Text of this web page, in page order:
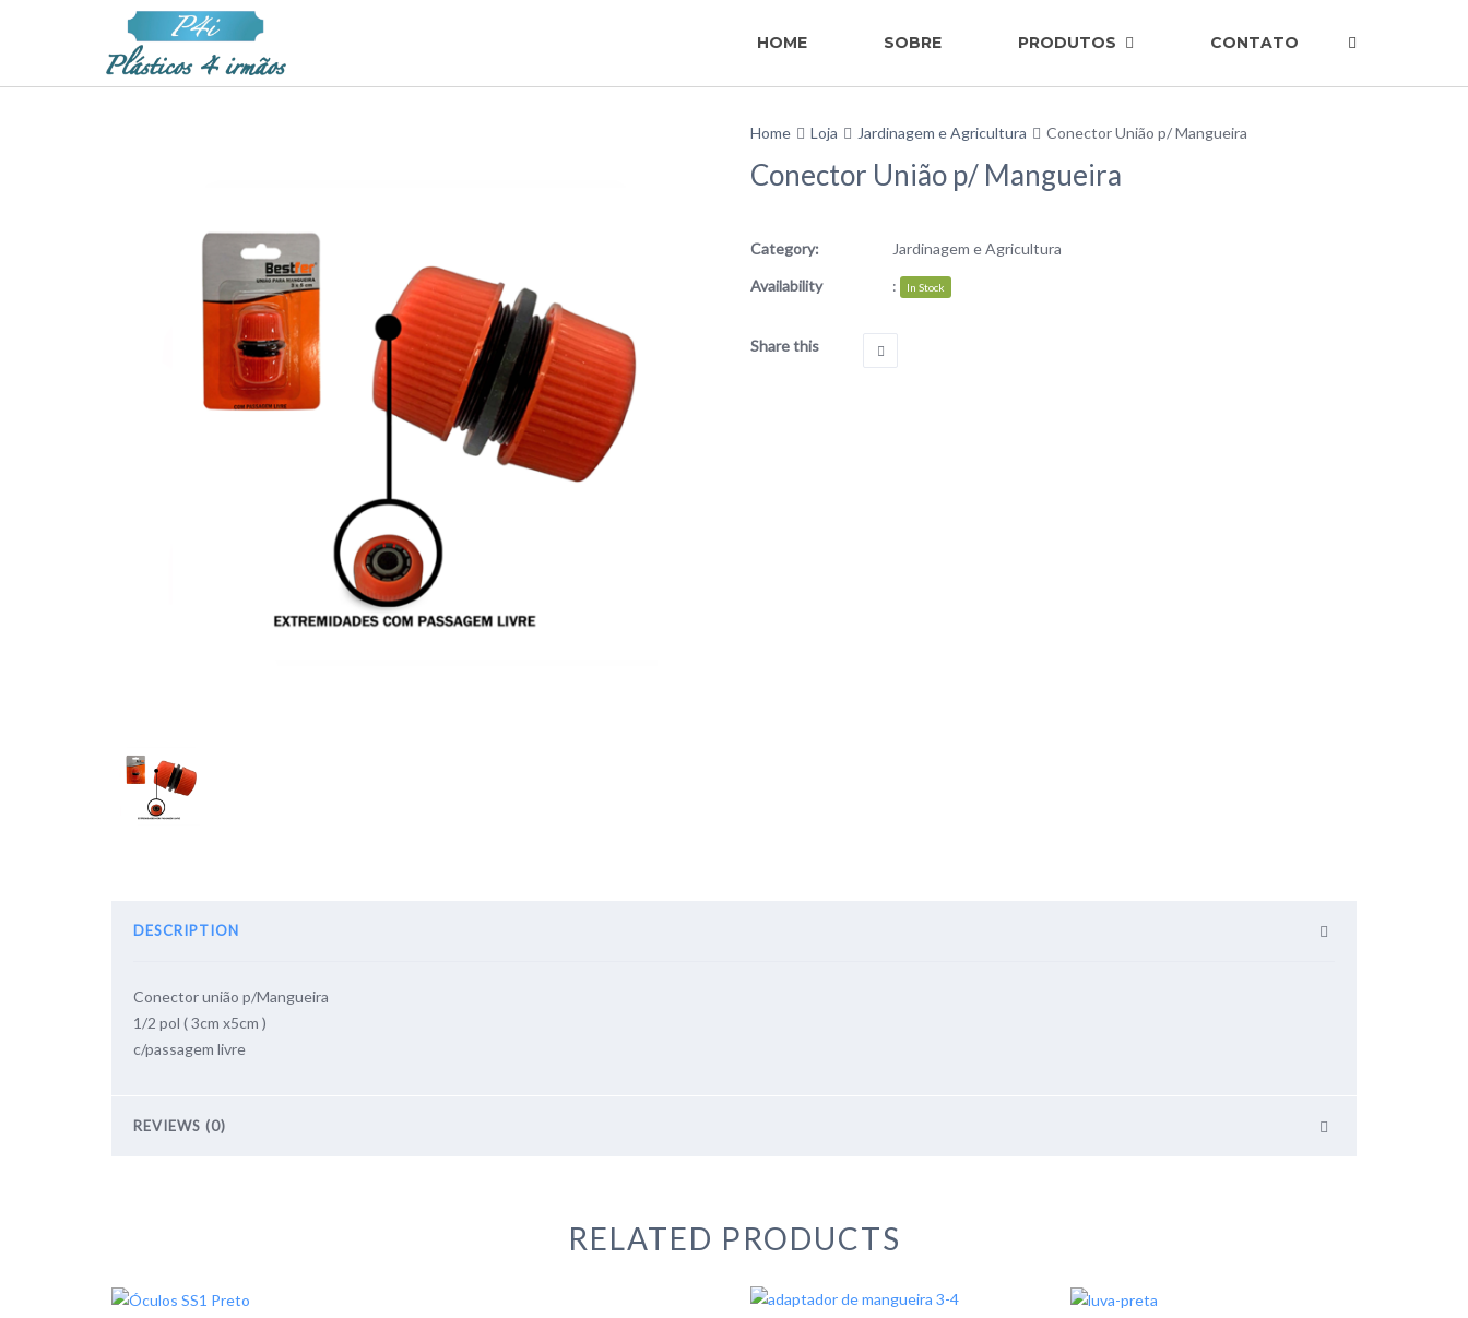
HOME SOBRE PRODUTOS CONTATO
Home Loja Jardinagem e Agricultura Conector União p/ Mangueira
Conector União p/ Mangueira
Category:
Jardinagem e Agricultura
Availability
: In Stock
Share this
DESCRIPTION
Conector união p/Mangueira
1/2 pol ( 3cm x5cm )
c/passagem livre
REVIEWS (0)
RELATED PRODUCTS